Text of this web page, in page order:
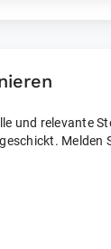
und relevante
Melden